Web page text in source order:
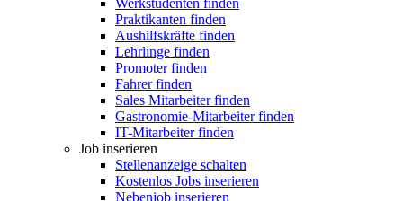
Werkstudenten finden
Praktikanten finden
Aushilfskräfte finden
Lehrlinge finden
Promoter finden
Fahrer finden
Sales Mitarbeiter finden
Gastronomie-Mitarbeiter finden
IT-Mitarbeiter finden
Job inserieren
Stellenanzeige schalten
Kostenlos Jobs inserieren
Nebenjob inserieren